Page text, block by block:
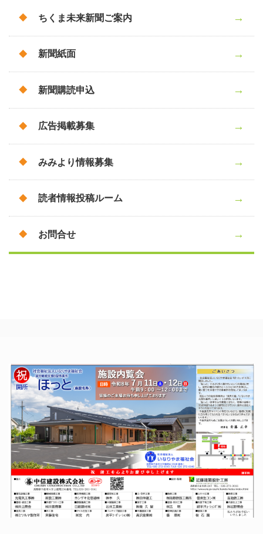
ちくま未来新聞ご案内
新聞紙面
新聞購読申込
広告掲載募集
みみより情報募集
読者情報投稿ルーム
お問合せ